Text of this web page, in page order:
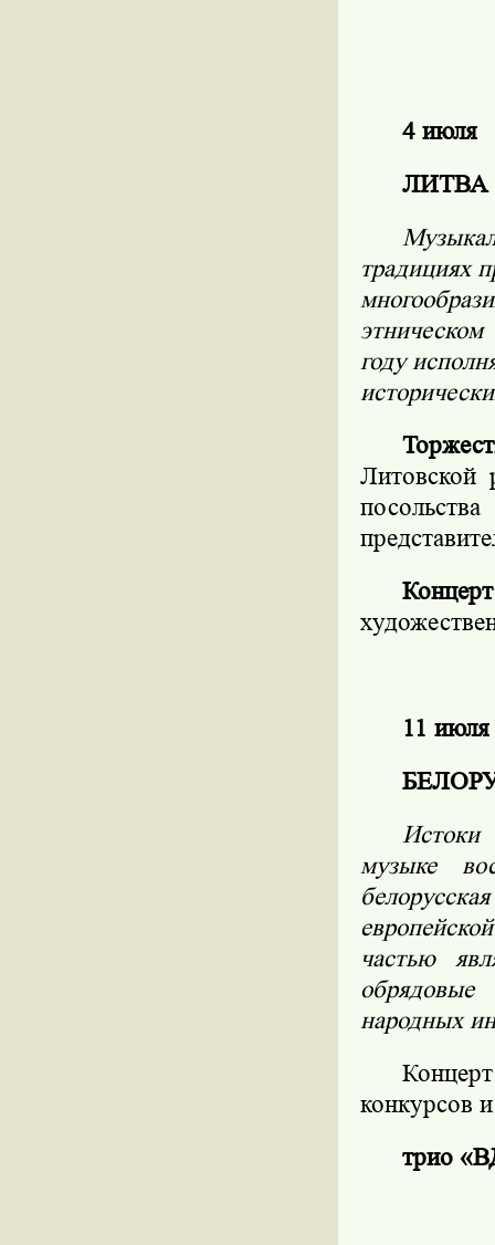
4 июля
ЛИТВА
традициях
году
Литовской
11 июля
Истоки
музыке
частью
народных
конкурсов
трио